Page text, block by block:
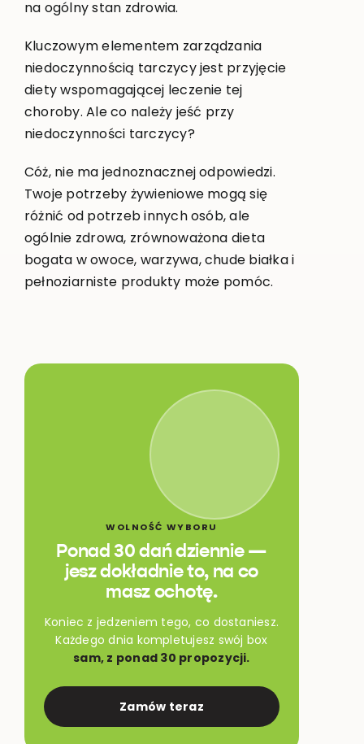
na ogólny stan zdrowia.
Kluczowym elementem zarządzania
niedoczynnością tarczycy jest przyjęcie
diety wspomagającej leczenie tej
choroby. Ale co należy jeść przy
niedoczynności tarczycy?
Cóż, nie ma jednoznacznej odpowiedzi.
Twoje potrzeby żywieniowe mogą się
różnić od potrzeb innych osób, ale
ogólnie zdrowa, zrównoważona dieta
bogata w owoce, warzywa, chude białka i
pełnoziarniste produkty może pomóc.
WOLNOŚĆ WYBORU
Ponad 30 dań dziennie —
jesz dokładnie to, na co
masz ochotę.
Koniec z jedzeniem tego, co dostaniesz.
Każdego dnia kompletujesz swój box
sam, z ponad 30 propozycji.
Zamów teraz